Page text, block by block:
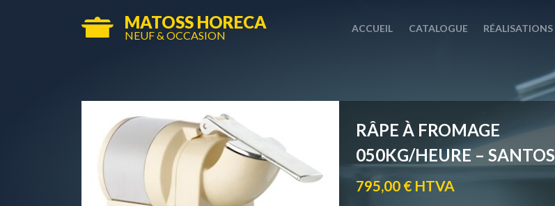
MATOSS HORECA
NEUF & OCCASION
ACCUEIL CATALOGUE RÉALISATIONS
RÂPE À FROMAGE
050KG/HEURE – SANTOS
795,00 € HTVA